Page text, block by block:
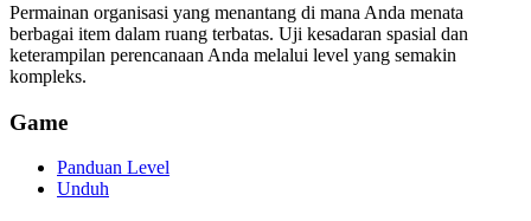
Permainan organisasi yang menantang di mana Anda menata
berbagai item dalam ruang terbatas. Uji kesadaran spasial dan
keterampilan perencanaan Anda melalui level yang semakin
kompleks.
Game
Panduan Level
Unduh